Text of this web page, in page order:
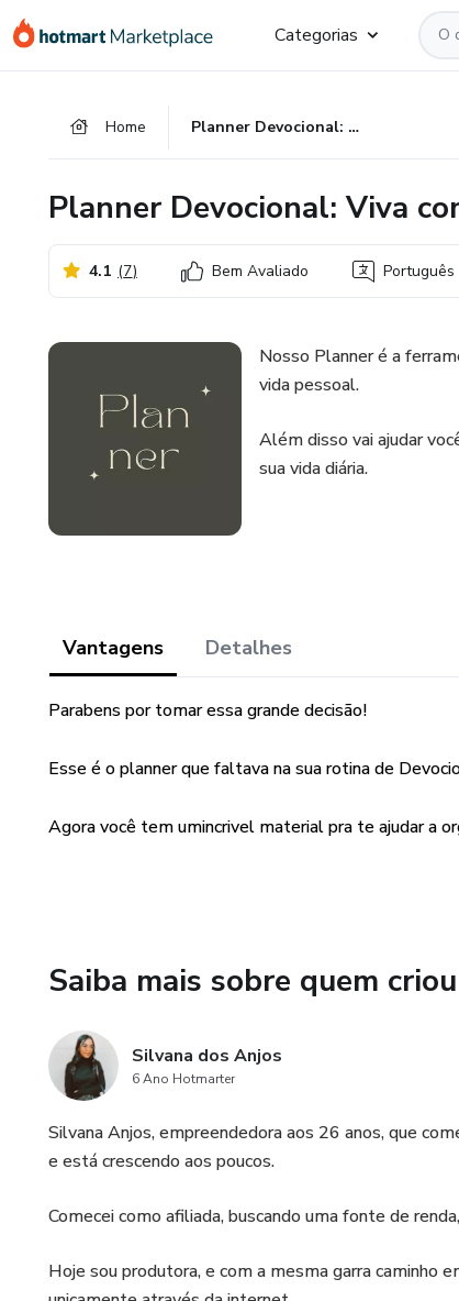
para
para
para
Categorias
Home Planner Devocional: Viva com Propósito e Fé
Planner Devocional: Viva
4.1 (7) Bem Avaliado Português
Nosso Planner é a
vida pessoal.
Além disso vai ajudar
sua vida diária.
Vantagens Detalhes
Parabens por tomar essa grande decisão!
Esse é o planner que faltava na sua rotina de
Agora você tem umincrivel material pra te ajudar a
Saiba mais sobre quem
Silvana dos Anjos
6 Ano Hotmarter
Silvana Anjos, empreendedora aos 26 anos, que
e está crescendo aos poucos.
Comecei como afiliada, buscando uma fonte de
Hoje sou produtora, e com a mesma garra caminho